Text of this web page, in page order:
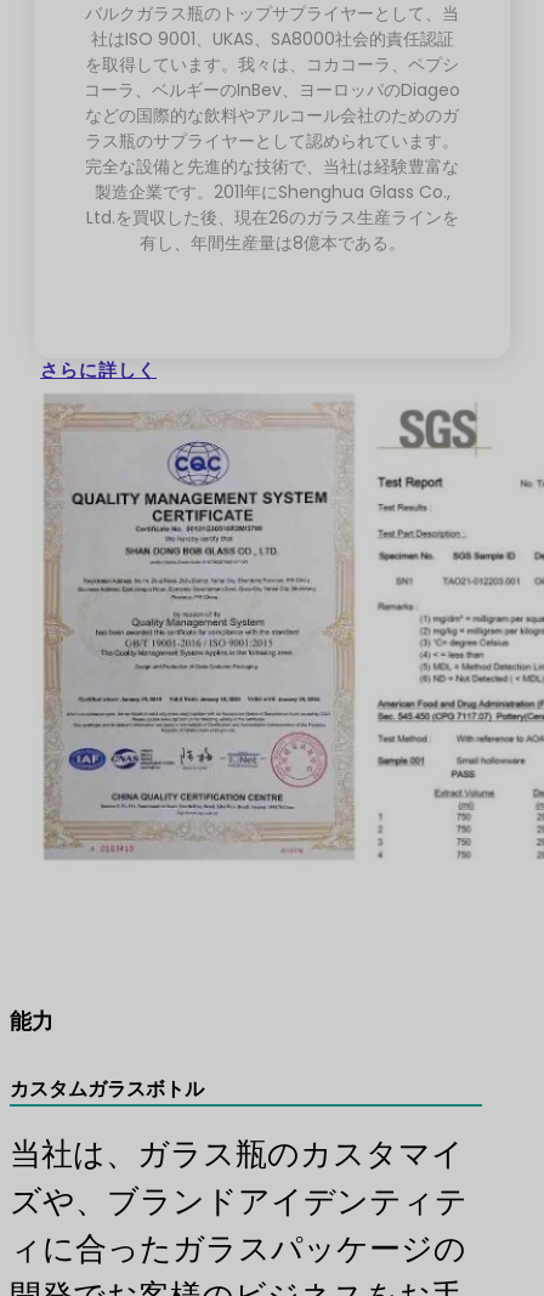
バルクガラス瓶のトップサプライヤーとして、当
社はISO 9001、UKAS、SA8000社会的責任認証
を取得しています。我々は、コカコーラ、ペプシ
コーラ、ベルギーのInBev、ヨーロッパのDiageo
などの国際的な飲料やアルコール会社のためのガ
ラス瓶のサプライヤーとして認められています。
完全な設備と先進的な技術で、当社は経験豊富な
製造企業です。2011年にShenghua Glass Co.,
Ltd.を買収した後、現在26のガラス生産ラインを
有し、年間生産量は8億本である。
さらに詳しく
能力
カスタムガラスボトル
当社は、ガラス瓶のカスタマイ
ズや、ブランドアイデンティテ
ィに合ったガラスパッケージの